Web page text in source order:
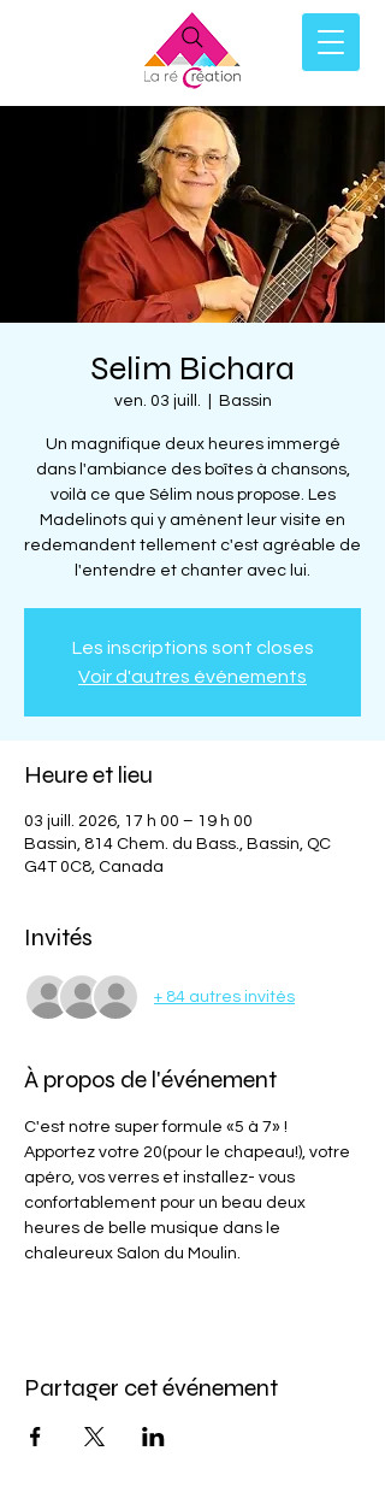
Selim Bichara
ven. 03 juill. Bassin
Un magnifique deux heures immergé
dans l'ambiance des boîtes à chansons,
voilà ce que Sélim nous propose. Les
Madelinots qui y amènent leur visite en
redemandent tellement c'est agréable de
l'entendre et chanter avec lui.
Les inscriptions sont closes
Voir d'autres événements
Heure et lieu
03 juill. 2026, 17 h 00 – 19 h 00
Bassin, 814 Chem. du Bass., Bassin, QC
G4T 0C8, Canada
Invités
+ 84 autres invités
À propos de l'événement
C'est notre super formule «5 à 7» !
Apportez votre 20(pour le chapeau!), votre
apéro, vos verres et installez- vous
confortablement pour un beau deux
heures de belle musique dans le
chaleureux Salon du Moulin.
Partager cet événement